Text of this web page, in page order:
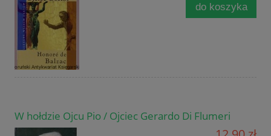
do koszyka
W hołdzie Ojcu Pio / Ojciec Gerardo Di Flumeri